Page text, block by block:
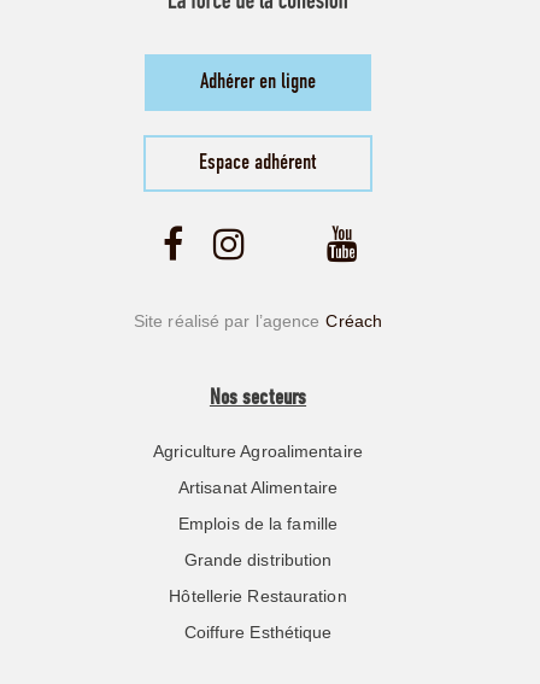
Adhérer en ligne
Espace adhérent
Site réalisé par l’agence Créach
Nos secteurs
Agriculture Agroalimentaire
Artisanat Alimentaire
Emplois de la famille
Grande distribution
Hôtellerie Restauration
Coiffure Esthétique